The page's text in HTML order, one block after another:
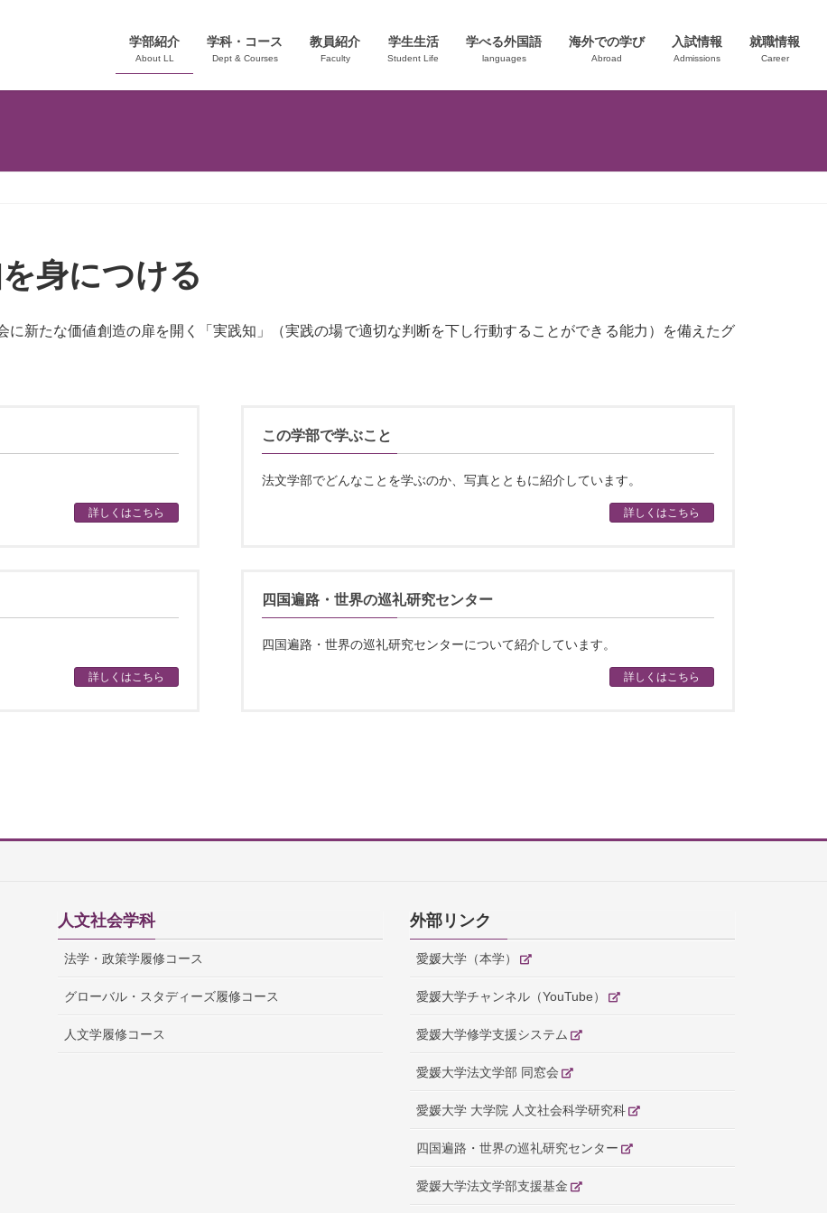
学部紹介
About LL
学科・コース
Dept & Courses
教員紹介
Faculty
学生生活
Student Life
学べる外国語
languages
海外での学び
Abroad
入試情報
Admissions
就職情報
Career
身につける
に新たな価値創造の扉を開く「実践知」（実践の場で適切な判断を下し行動することができる能力）を備えたグ
詳しくはこちら
この学部で学ぶこと
法文学部でどんなことを学ぶのか、写真とともに紹介しています。
詳しくはこちら
詳しくはこちら
四国遍路・世界の巡礼研究センター
四国遍路・世界の巡礼研究センターについて紹介しています。
詳しくはこちら
人文社会学科
法学・政策学履修コース
グローバル・スタディーズ履修コース
人文学履修コース
外部リンク
愛媛大学（本学）
愛媛大学チャンネル（YouTube）
愛媛大学修学支援システム
愛媛大学法文学部 同窓会
愛媛大学 大学院 人文社会科学研究科
四国遍路・世界の巡礼研究センター
愛媛大学法文学部支援基金